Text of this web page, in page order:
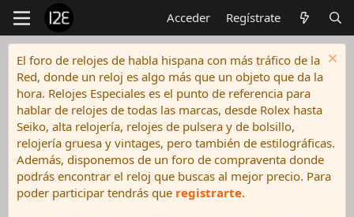
Acceder Regístrate
El foro de relojes de habla hispana con más tráfico de la
Red, donde un reloj es algo más que un objeto que da la
hora. Relojes Especiales es el punto de referencia para
hablar de relojes de todas las marcas, desde Rolex hasta
Seiko, alta relojería, relojes de pulsera y de bolsillo,
relojería gruesa y vintages, pero también de estilográficas.
Además, disponemos de un foro de compraventa donde
podrás encontrar el reloj que buscas al mejor precio. Para
poder participar tendrás que registrarte.